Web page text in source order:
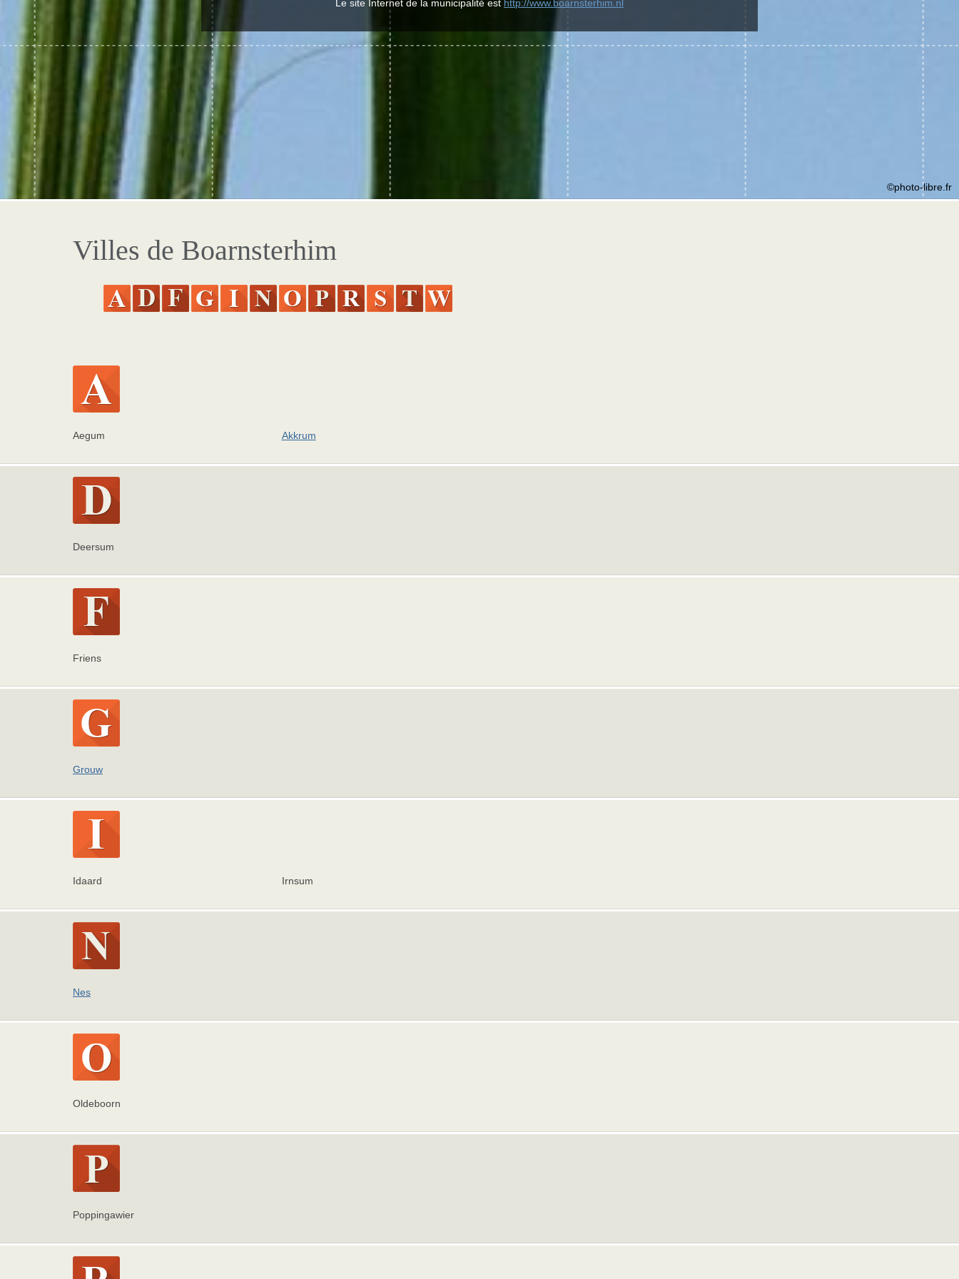
Le site Internet de la municipalité est http://www.boarnsterhim.nl
©photo-libre.fr
Villes de Boarnsterhim
Aegum Akkrum
Deersum
Friens
Grouw
Idaard Irnsum
Nes
Oldeboorn
Poppingawier